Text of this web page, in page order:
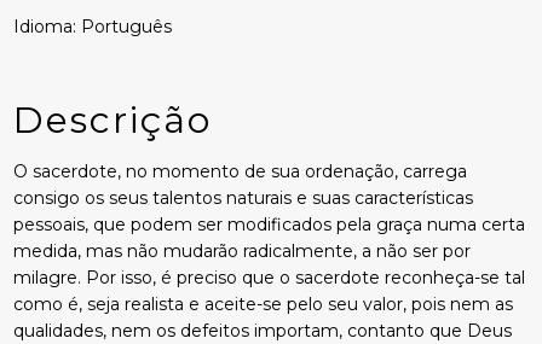
Idioma: Português
Descrição
O sacerdote, no momento de sua ordenação, carrega
consigo os seus talentos naturais e suas características
pessoais, que podem ser modificados pela graça numa certa
medida, mas não mudarão radicalmente, a não ser por
milagre. Por isso, é preciso que o sacerdote reconheça-se tal
como é, seja realista e aceite-se pelo seu valor, pois nem as
qualidades, nem os defeitos importam, contanto que Deus